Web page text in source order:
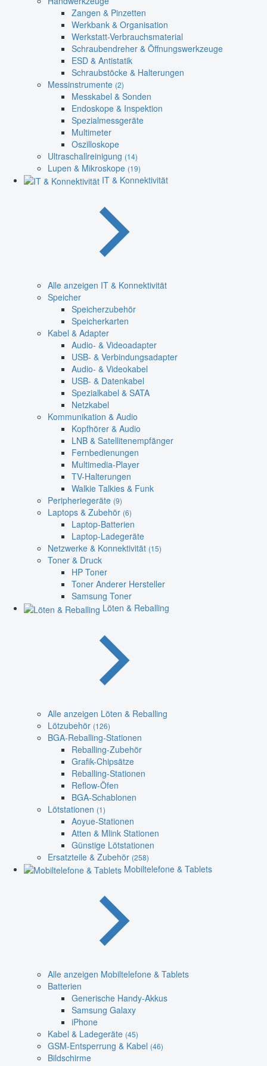
Zangen & Pinzetten
Werkbank & Organisation
Werkstatt-Verbrauchsmaterial
Schraubendreher & Öffnungswerkzeuge
ESD & Antistatik
Schraubstöcke & Halterungen
Messinstrumente (2)
Messkabel & Sonden
Endoskope & Inspektion
Spezialmessgeräte
Multimeter
Oszilloskope
Ultraschallreinigung (14)
Lupen & Mikroskope (19)
IT & Konnektivität
Alle anzeigen IT & Konnektivität
Speicher
Speicherzubehör
Speicherkarten
Kabel & Adapter
Audio- & Videoadapter
USB- & Verbindungsadapter
Audio- & Videokabel
USB- & Datenkabel
Spezialkabel & SATA
Netzkabel
Kommunikation & Audio
Kopfhörer & Audio
LNB & Satellitenempfänger
Fernbedienungen
Multimedia-Player
TV-Halterungen
Walkie Talkies & Funk
Peripheriegeräte (9)
Laptops & Zubehör (6)
Laptop-Batterien
Laptop-Ladegeräte
Netzwerke & Konnektivität (15)
Toner & Druck
HP Toner
Toner Anderer Hersteller
Samsung Toner
Löten & Reballing
Alle anzeigen Löten & Reballing
Lötzubehör (126)
BGA-Reballing-Stationen
Reballing-Zubehör
Grafik-Chipsätze
Reballing-Stationen
Reflow-Öfen
BGA-Schablonen
Lötstationen (1)
Aoyue-Stationen
Atten & Mlink Stationen
Günstige Lötstationen
Ersatzteile & Zubehör (258)
Mobiltelefone & Tablets
Alle anzeigen Mobiltelefone & Tablets
Batterien
Generische Handy-Akkus
Samsung Galaxy
iPhone
Kabel & Ladegeräte (45)
GSM-Entsperrung & Kabel (46)
Bildschirme